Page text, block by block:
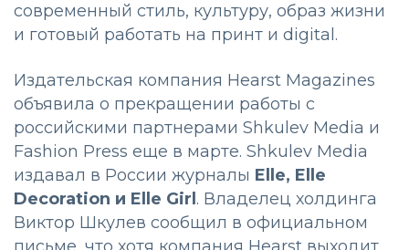
современный стиль, культуру, образ жизни
и готовый работать на принт и digital.
Издательская компания Hearst Magazines
объявила о прекращении работы с
российскими партнерами Shkulev Media и
Fashion Press еще в марте. Shkulev Media
издавал в России журналы Elle, Elle
Decoration и Elle Girl . Владелец холдинга
Виктор Шкулев сообщил в официальном